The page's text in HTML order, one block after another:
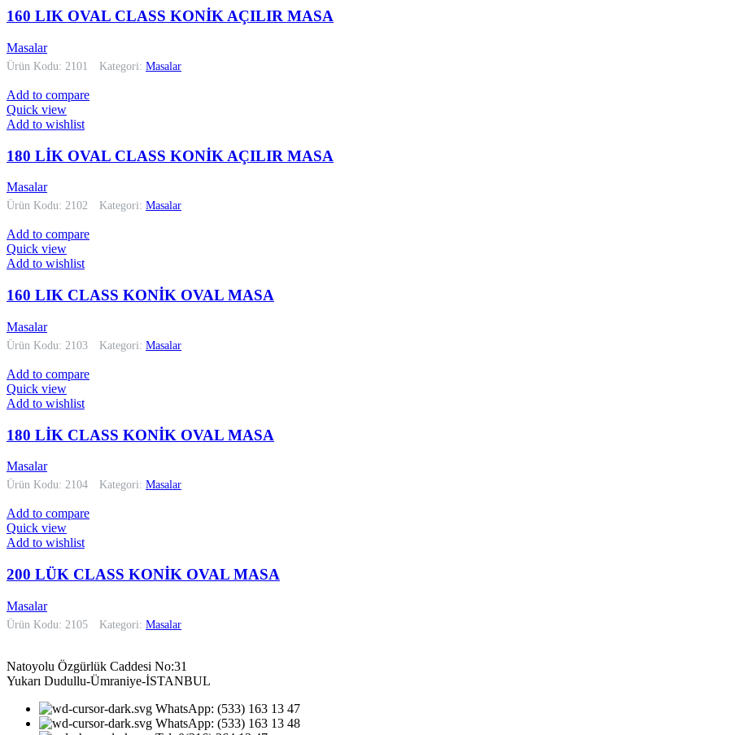
160 LIK OVAL CLASS KONİK AÇILIR MASA
Masalar
Ürün Kodu: 2101 Kategori: Masalar
Add to compare
Quick view
Add to wishlist
180 LİK OVAL CLASS KONİK AÇILIR MASA
Masalar
Ürün Kodu: 2102 Kategori: Masalar
Add to compare
Quick view
Add to wishlist
160 LIK CLASS KONİK OVAL MASA
Masalar
Ürün Kodu: 2103 Kategori: Masalar
Add to compare
Quick view
Add to wishlist
180 LİK CLASS KONİK OVAL MASA
Masalar
Ürün Kodu: 2104 Kategori: Masalar
Add to compare
Quick view
Add to wishlist
200 LÜK CLASS KONİK OVAL MASA
Masalar
Ürün Kodu: 2105 Kategori: Masalar
Natoyolu Özgürlük Caddesi No:31
Yukarı Dudullu-Ümraniye-İSTANBUL
WhatsApp: (533) 163 13 47
WhatsApp: (533) 163 13 48